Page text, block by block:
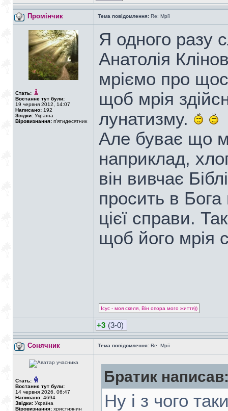
Промінчик Тема повідомлення: Re: Мрії
Стать:
Востаннє тут були:
19 червня 2012, 14:07
Написано: 192
Звідки: Україна
Віровизнання: п'ятидесятник
Я одного разу
Анатолія
мріємо про
щоб мрія
лунатизму.
Але буває що
наприклад,
він вивчає
просить в Бога
цієї справи.
щоб його мрія
Ісус - моя скеля, Він опора мого життя))
+3 (3-0)
Сонячник Тема повідомлення: Re: Мрії
Стать:
Востаннє тут були:
14 червня 2026, 06:47
Написано: 4694
Звідки: Україна
Віровизнання: християнин
Братик
Ну і з чого